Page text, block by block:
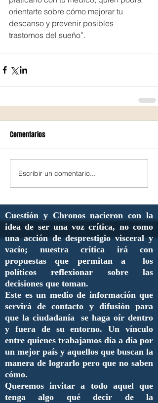
orientarte sobre cómo mejorar tu
descanso y prevenir posibles
trastornos del sueño”.
Comentarios
Escribir un comentario...
Cuestión y Chronos nacieron con la
idea de ser una voz crítica, no como
una acción de desprestigio visceral y
vacío; nuestra crítica irá con
propuestas que permitan a los
políticos reflexionar sobre las
decisiones que toman.
Este es un medio de información que
servirá de contacto y difusión para
que la ciudadanía se haga oír dentro
y fuera de su entorno. Un vínculo
entre quienes trabajamos día a día por
un mejor país y aquellos que buscan la
manera de lograrlo pero que no saben
cómo.
Queremos invitar a todo aquel que
tenga algo qué decir de la